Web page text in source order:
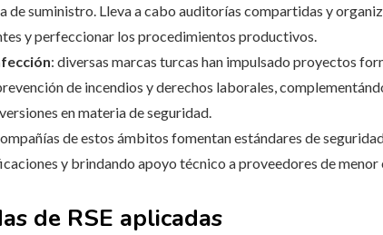
de suministro. Lleva a cabo auditorías compartidas y
y perfeccionar los procedimientos productivos.
: diversas marcas turcas han impulsado proyectos
de incendios y derechos laborales,
en materia de seguridad.
de estos ámbitos fomentan estándares de
y brindando apoyo técnico a proveedores de menor
de RSE aplicadas